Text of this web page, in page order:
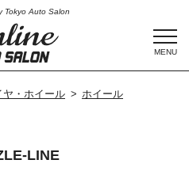
Tokyo Auto Salon
MENU
ヤ・ホイール
ホイール
LINE